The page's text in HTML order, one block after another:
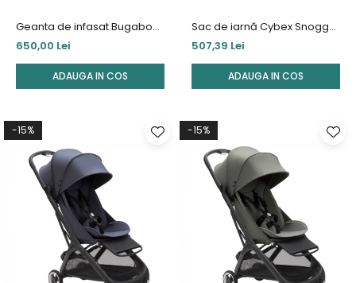
Geanta de infasat Bugaboo
Forest Green
650,00 Lei
ADAUGA IN COS
Sac de iarnă Cybex Snogga
2 Almond Beige
507,39 Lei
ADAUGA IN COS
-15% -15%